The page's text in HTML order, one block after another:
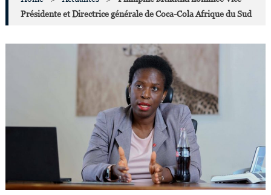
Présidente et Directrice générale de Coca-Cola Afrique du Sud